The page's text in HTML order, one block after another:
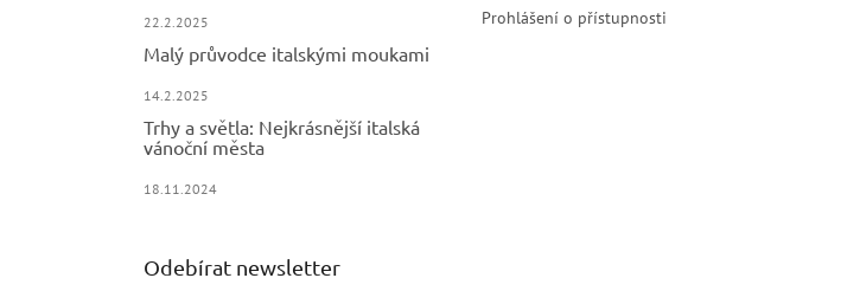
22.2.2025
Malý průvodce italskými moukami
14.2.2025
Trhy a světla: Nejkrásnější italská
vánoční města
18.11.2024
Prohlášení o přístupnosti
Odebírat newsletter